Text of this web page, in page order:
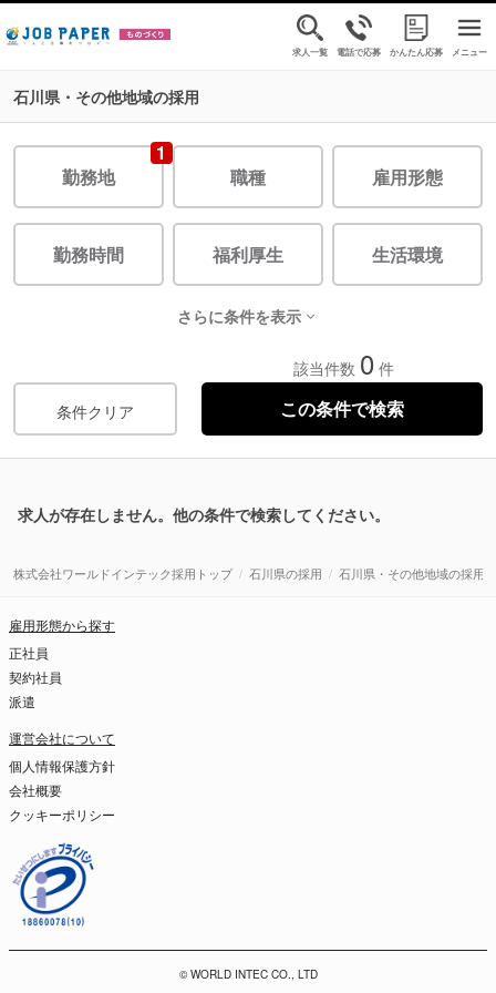
求人一覧 電話で応募 かんたん応募 メニュー
石川県・その他地域の採用
1
勤務地
職種 雇用形態
勤務時間 福利厚生 生活環境
さらに条件を表示
条件クリア
該当件数 0 件
求人が存在しません。他の条件で検索してください。
株式会社ワールドインテック採用トップ 石川県の採用 石川県・その他地域の採用
雇用形態から探す
正社員
契約社員
派遣
運営会社について
個人情報保護方針
会社概要
クッキーポリシー
© WORLD INTEC CO., LTD